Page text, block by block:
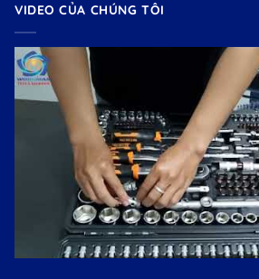
VIDEO CỦA CHÚNG TÔI